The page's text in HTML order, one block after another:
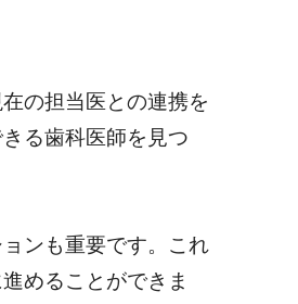
の担当医との連携を
る歯科医師を見つ
ンも重要です。これ
めることができま